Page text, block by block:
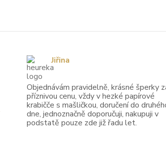
Objednávám pravidelně, krásné šperky
příznivou cenu, vždy v hezké papírové
krabičče s mašličkou, doručení do
dne, jednoznačně doporučuji, nakupuji v
podstatě pouze zde již řadu let.
Jiřina